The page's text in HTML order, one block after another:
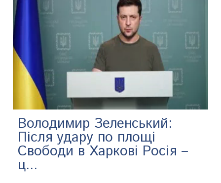
Володимир Зеленський:
Після удару по площі
Свободи в Харкові Росія –
ц...